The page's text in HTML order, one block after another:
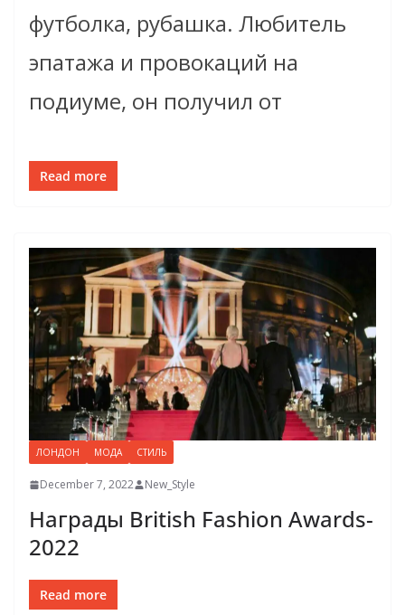
футболка, рубашка. Любитель
эпатажа и провокаций на
подиуме, он получил от
Read more
ЛОНДОН МОДА СТИЛЬ
December 7, 2022 New_Style
Награды British Fashion Awards-
2022
Read more